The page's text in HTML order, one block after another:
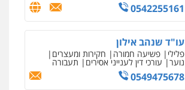
0542255161
עו"ד שנהב אילון
פלילי פשיעה חמורה חקירות ומעצרים
נוער עורכי דין לענייני אסירים תעבורה
0549475678